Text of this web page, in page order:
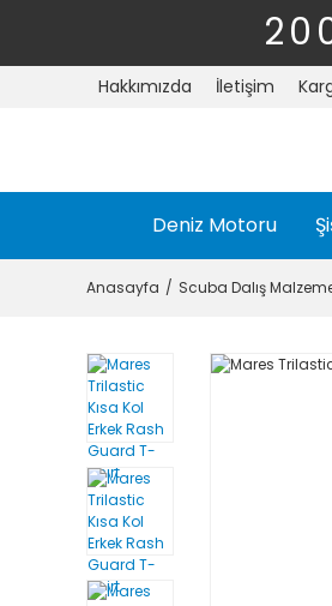
Hakkımızda İletişim
Deniz Motoru
Anasayfa Scuba Dalış